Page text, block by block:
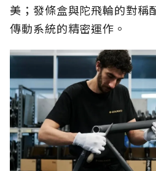
美；發條盒與陀飛輪的對稱
傳動系統的精密運作。